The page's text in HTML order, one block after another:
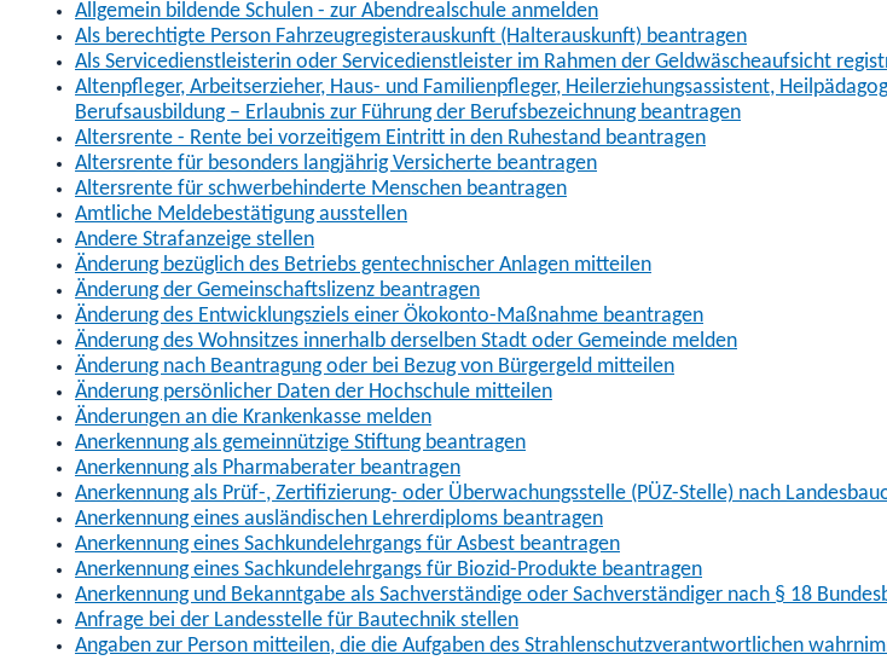
Allgemein bildende Schulen - zur Abendrealschule anmelden
Als berechtigte Person Fahrzeugregisterauskunft (Halterauskunft) beantragen
Als Servicedienstleisterin oder Servicedienstleister im Rahmen der Geldwäscheaufsicht
Altenpfleger, Arbeitserzieher, Haus- und Familienpfleger, Heilerziehungsassistent,
Berufsausbildung – Erlaubnis zur Führung der Berufsbezeichnung beantragen
Altersrente - Rente bei vorzeitigem Eintritt in den Ruhestand beantragen
Altersrente für besonders langjährig Versicherte beantragen
Altersrente für schwerbehinderte Menschen beantragen
Amtliche Meldebestätigung ausstellen
Andere Strafanzeige stellen
Änderung bezüglich des Betriebs gentechnischer Anlagen mitteilen
Änderung der Gemeinschaftslizenz beantragen
Änderung des Entwicklungsziels einer Ökokonto-Maßnahme beantragen
Änderung des Wohnsitzes innerhalb derselben Stadt oder Gemeinde melden
Änderung nach Beantragung oder bei Bezug von Bürgergeld mitteilen
Änderung persönlicher Daten der Hochschule mitteilen
Änderungen an die Krankenkasse melden
Anerkennung als gemeinnützige Stiftung beantragen
Anerkennung als Pharmaberater beantragen
Anerkennung als Prüf-, Zertifizierung- oder Überwachungsstelle (PÜZ-Stelle) nach
Anerkennung eines ausländischen Lehrerdiploms beantragen
Anerkennung eines Sachkundelehrgangs für Asbest beantragen
Anerkennung eines Sachkundelehrgangs für Biozid-Produkte beantragen
Anerkennung und Bekanntgabe als Sachverständige oder Sachverständiger nach § 18
Anfrage bei der Landesstelle für Bautechnik stellen
Angaben zur Person mitteilen, die die Aufgaben des Strahlenschutzverantwortlichen